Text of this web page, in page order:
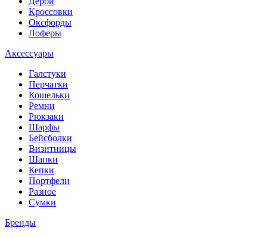
Кроссовки
Оксфорды
Лоферы
Аксессуары
Галстуки
Перчатки
Кошельки
Ремни
Рюкзаки
Шарфы
Бейсболки
Визитницы
Шапки
Кепки
Портфели
Разное
Сумки
Бренды